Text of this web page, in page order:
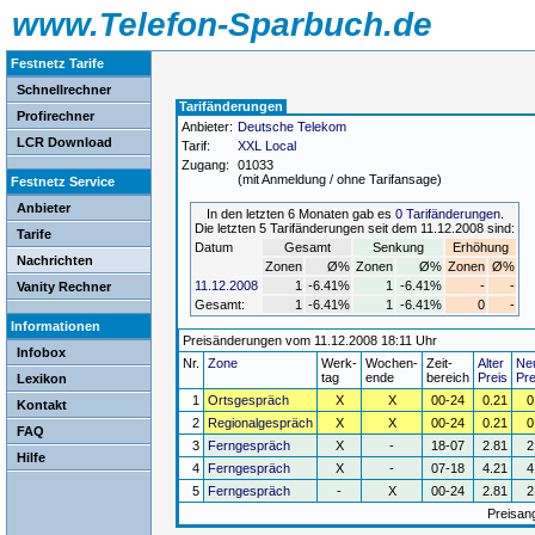
www.Telefon-Sparbuch.de
Festnetz Tarife
Schnellrechner
Profirechner
LCR Download
Festnetz Service
Anbieter
Tarife
Nachrichten
Vanity Rechner
Informationen
Infobox
Lexikon
Kontakt
FAQ
Hilfe
Tarifänderungen
Anbieter: Deutsche Telekom
Tarif:
XXL Local
Zugang:
01033
(mit Anmeldung / ohne Tarifansage)
In den letzten 6 Monaten gab es 0 Tarifänderungen.
Die letzten 5 Tarifänderungen seit dem 11.12.2008 sind:
Datum
Gesamt Senkung
Erhöhung
Zonen
Ø% Zonen Ø% Zonen Ø%
11.12.2008
1 -6.41% 1 -6.41% -
-
Gesamt:
1 -6.41% 1 -6.41% 0 -
Preisänderungen vom 11.12.2008 18:11 Uhr
Nr.
Zone
Werk-
tag
Wochen-
ende
Zeit-
bereich
Alter
Preis
1
Ortsgespräch X X 00-24 0.21
2 Regionalgespräch X X 00-24 0.21
3
Ferngespräch X - 18-07 2.81
4
Ferngespräch X - 07-18 4.21
5
Ferngespräch - X 00-24 2.81